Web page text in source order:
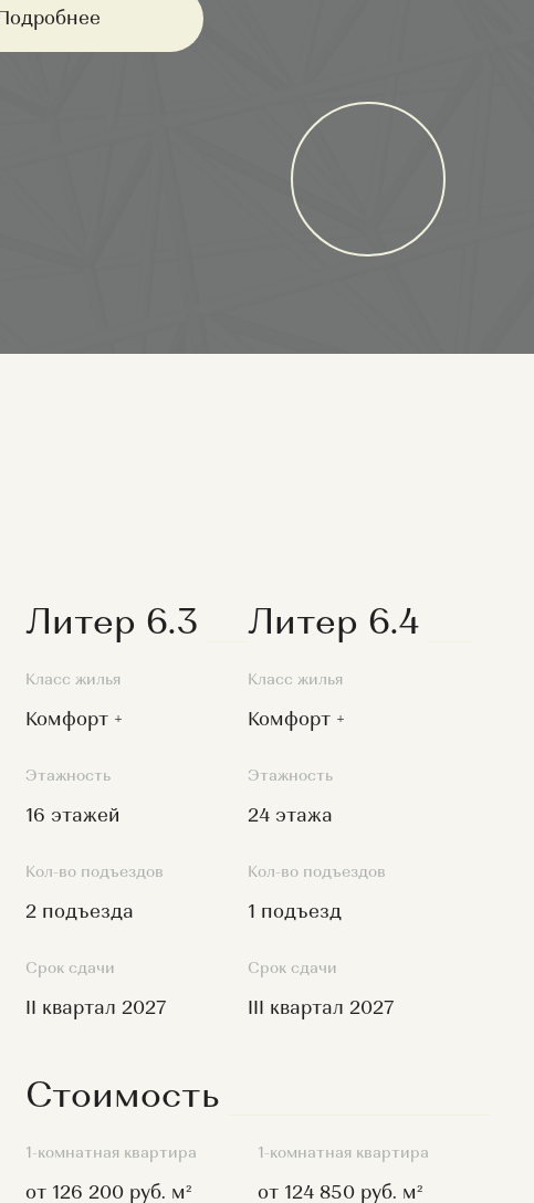
Подробнее
Литер 6.3
Класс жилья
Комфорт +
Этажность
16 этажей
Кол-во подъездов
2 подъезда
Срок сдачи
II квартал 2027
Литер 6.4
Класс жилья
Комфорт +
Этажность
24 этажа
Кол-во подъездов
1 подъезд
Срок сдачи
III квартал 2027
Стоимость
1-комнатная квартира
от 126 200 руб. м²
1-комнатная квартира
от 124 850 руб. м²